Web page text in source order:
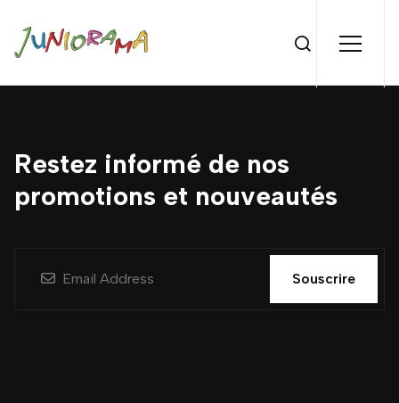
Restez informé de nos
promotions et nouveautés
Souscrire